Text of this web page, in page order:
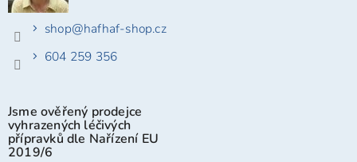
shop@hafhaf-shop.cz
604 259 356
Jsme ověřený prodejce
vyhrazených léčivých
přípravků dle Nařízení EU
2019/6